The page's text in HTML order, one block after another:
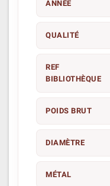
ANNÉE
QUALITÉ
REF
BIBLIOTHÈQUE
POIDS BRUT
DIAMÈTRE
MÉTAL